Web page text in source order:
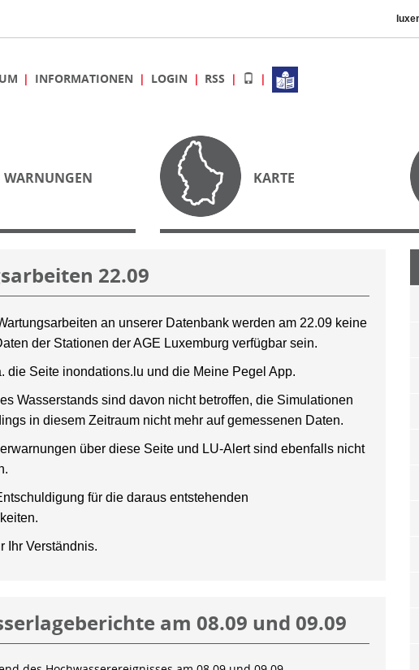
INFORMATIONEN LOGIN RSS
WARNUNGEN KARTE
22.09
an unserer Datenbank werden am 22.09 keine
der Stationen der AGE Luxemburg verfügbar sein.
die Seite inondations.lu und die Meine Pegel App.
Wasserstands sind davon nicht betroffen, die Simulationen
in diesem Zeitraum nicht mehr auf gemessenen Daten.
über diese Seite und LU-Alert sind ebenfalls nicht
für die daraus entstehenden
Ihr Verständnis.
am 08.09 und 09.09